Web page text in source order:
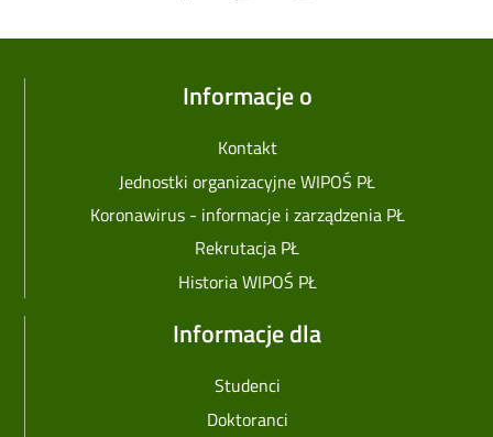
Informacje o
Kontakt
Jednostki organizacyjne WIPOŚ PŁ
Koronawirus - informacje i zarządzenia PŁ
Rekrutacja PŁ
Historia WIPOŚ PŁ
Informacje dla
Studenci
Doktoranci